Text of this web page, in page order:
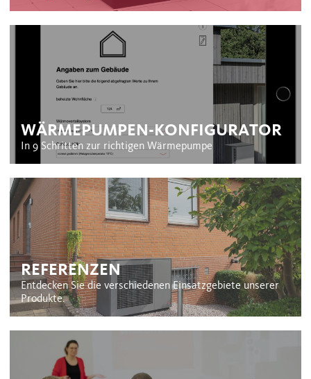
WÄRMEPUMPEN-KONFIGURATOR
In 9 Schritten zur richtigen Wärmepumpe
REFERENZEN
Entdecken Sie die verschiedenen Einsatzgebiete unserer
Produkte.